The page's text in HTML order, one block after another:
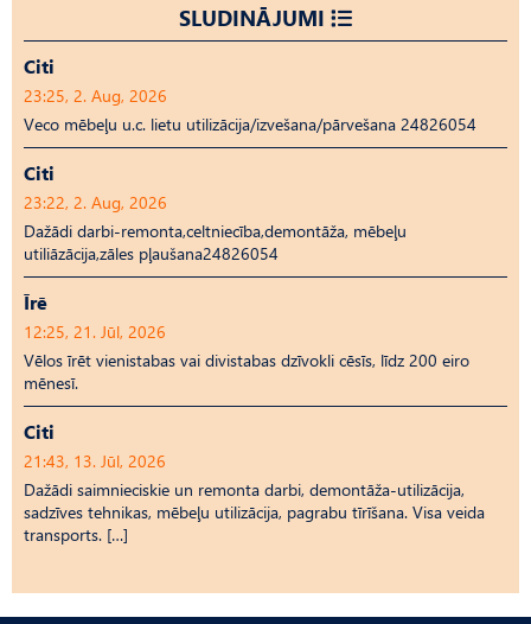
SLUDINĀJUMI
Citi
23:25, 2. Aug, 2026
Veco mēbeļu u.c. lietu utilizācija/izvešana/pārvešana 24826054
Citi
23:22, 2. Aug, 2026
Dažādi darbi-remonta,celtniecība,demontāža, mēbeļu
utiliāzācija,zāles pļaušana24826054
Īrē
12:25, 21. Jūl, 2026
Vēlos īrēt vienistabas vai divistabas dzīvokli cēsīs, līdz 200 eiro
mēnesī.
Citi
21:43, 13. Jūl, 2026
Dažādi saimnieciskie un remonta darbi, demontāža-utilizācija,
sadzīves tehnikas, mēbeļu utilizācija, pagrabu tīrīšana. Visa veida
transports. […]